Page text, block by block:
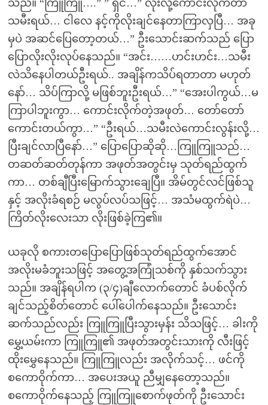
သည်။ “ကြူကြူ….” ” ရှင်…” လိုးလို့ကောင်းလိုက်တာ
သမီးရယ်… ငါလေ နင့်ကိုလိုးချင်နေတာကြာလှပြီ… အခု
မှပဲ အဆင်ပြေတော့တယ်…” ဦးသောင်းဆက်သည် ပြော
ပြောလိုးလိုးလုပ်နေသည်။ “အင်း……ဟင်းဟင်း…သမီး
လဲသိနေပါတယ်ဦးရယ်.. အချိန်ကသိပ်ရတာတာ မဟုတ်
နော်… သိပ်ကြာလို့ မဖြစ်ဘူးဦးရယ်…” “အေးပါကွယ်…မ
ကြာပါဘူးကွာ… ကောင်းလိုက်တဲ့အဖုတ်… တော်တော်
ကောင်းတယ်ကွာ…” “ဦးရယ်…သမီးလဲကောင်းလွန်းလို့…
ပြီးချင်လာပြီနော်…” ပြောပြောဆိုဆို…ကြူကြူသည်…
တဆတ်ဆတ်တုန်ကာ အဖုတ်အတွင်းမှ သုတ်ရည်ထွက်
ကာ… တစ်ချီပြီးမြောက်သွားချေပြီ။ အိမ်တွင်လင်ဖြစ်သူ
နှင့် အလိုးခံရစဉ် မလွပ်လပ်သဖြင့်… အသံမထွက်ရဲပဲ…
ကြိတ်လိုးလေးသာ လိုးဖြစ်ခဲ့ကြ၏။
ယခုလို စကားတပြောပြောဖြစ်သုတ်ရည်ထွက်အောင်
အလိုးမခံဘူးသဖြင့် အတွေ့အကြုံသစ်ကို နှစ်သက်သွား
သည်။ အချိန်ရပါက (၃/၄)ချီလောက်တောင် ခံပစ်လိုက်
ချင်သည့်စိတ်တောင် ပေါ်ပေါက်နေသည်။ ဦးသောင်း
ဆက်သည်လည်း ကြူကြူပြီးသွားမှန်း သိသဖြင့်… ခါးကို
မွှေ့ယမ်းကာ ကြူကြူ၏ အဖုတ်အတွင်းသားကို လီးဖြင့်
ထိုးမွှေနေသည်။ ကြူကြူလည်း အလိုက်သင့်… ဖင်ကို
စကောဝိုက်ကာ… အပေးအယူ ညီမျှနေတော့သည်။
စကောဝိုက်နေသည့် ကြူကြူစောက်ဖုတ်ကို ဦးသောင်း